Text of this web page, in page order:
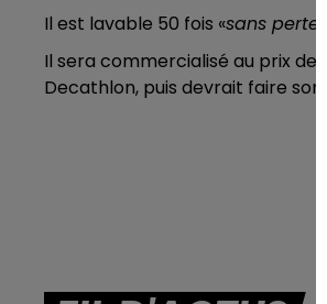
7h00 - 10h00
RDL WEEK-END
Il est lavable 50 fois «sans perte
Il sera commercialisé au prix de
Decathlon, puis devrait faire